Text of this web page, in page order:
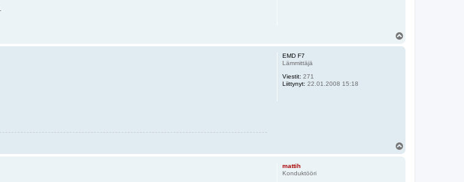
EMD F7
Lämmittäjä
Viestit: 271
Liittynyt: 22.01.2008 15:18
mattih
Konduktööri